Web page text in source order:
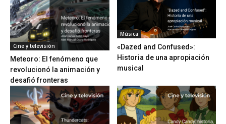
Cine y televisión
Meteoro: El fenómeno que
revolucionó la animación y
desafió fronteras
Música
«Dazed and Confused»:
Historia de una apropiación
musical